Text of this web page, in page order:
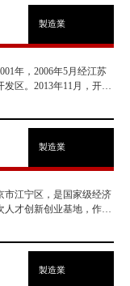
製造業
年，2006年5月经江苏
区。2013年11月，开发
以区为主”的管理模式，
、培育新兴产业、建设
载体建设”的发展思
运行的管理体制，形成了
完善配套的基础设施、科
发展平台，已成长为东
展最优、最具投资潜力
环化改造示范试点园区。
权试点园区。
製造業
市江宁区，是国家级经济
人才创新创业基地，作为
地方，南瑞集团、国电
输电、变电、配电、用电
。
製造業